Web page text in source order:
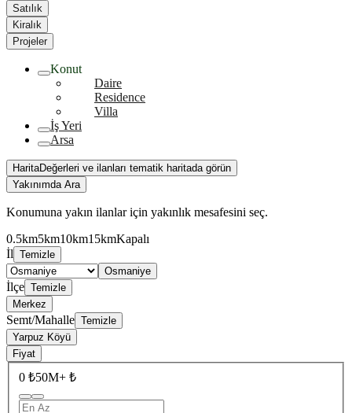
Satılık
Kiralık
Projeler
Konut
Daire
Residence
Villa
İş Yeri
Arsa
HaritaDeğerleri ve ilanları tematik haritada görün
Yakınımda Ara
Konumuna yakın ilanlar için yakınlık mesafesini seç.
0.5km5km10km15kmKapalı
İl Temizle
Osmaniye
İlçe Temizle
Merkez
Semt/Mahalle Temizle
Yarpuz Köyü
Fiyat
0 ₺50M+ ₺